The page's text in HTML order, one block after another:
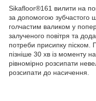
Sikafloor®161 вилити на
за допомогою зубчастого
голчастим валиком у
залученого повітря та
потреби присипку піском.
пізніше 30 хв із моменту
рівномірно розсипати
розсипати до насичення.